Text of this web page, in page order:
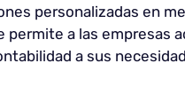
personalizadas en
permite a las empresas
a sus